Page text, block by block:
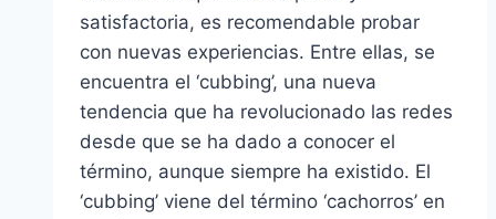
satisfactoria, es recomendable probar
con nuevas experiencias. Entre ellas, se
encuentra el ‘cubbing’, una nueva
tendencia que ha revolucionado las redes
desde que se ha dado a conocer el
término, aunque siempre ha existido. El
‘cubbing’ viene del término ‘cachorros’ en